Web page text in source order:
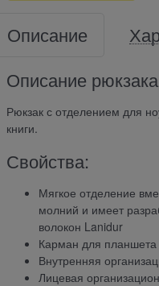
Описание
Описание
Рюкзак с отделением для
книги.
Свойства:
Мягкое отделение
молний и имеет
волокон Lanidur
Карман для планшета
Внутренняя
Лицевая